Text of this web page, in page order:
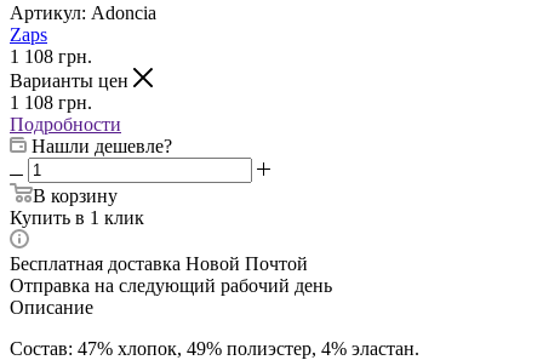
Артикул: Adoncia
Zaps
1 108 грн.
Варианты цен
1 108 грн.
Подробности
Нашли дешевле?
В корзину
Купить в 1 клик
Бесплатная доставка Новой Почтой
Отправка на следующий рабочий день
Описание
Состав: 47% хлопок, 49% полиэстер, 4% эластан.